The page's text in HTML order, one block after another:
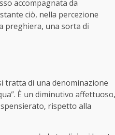
accompagnata da
ciò, nella percezione
preghiera, una sorta di
tratta di una denominazione
È un diminutivo affettuoso,
rispetto alla